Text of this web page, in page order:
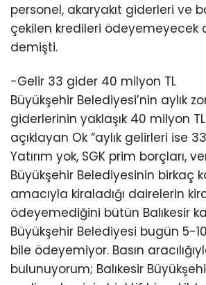
personel, akaryakıt giderleri ve
çekilen kredileri ödeyemeyecek
demişti.
-Gelir 33 gider 40 milyon TL
Büyükşehir Belediyesi’nin aylık
giderlerinin yaklaşık 40 milyon
açıklayan Ok “aylık gelirleri ise
Yatırım yok, SGK prim borçları,
Büyükşehir Belediyesinin birkaç
amacıyla kiraladığı dairelerin
ödeyemediğini bütün Balıkesir
Büyükşehir Belediyesi bugün 5-
bile ödeyemiyor. Basın
bulunuyorum; Balıkesir